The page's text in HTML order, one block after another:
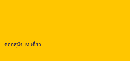
คอกสุนัข M เดี่ยว